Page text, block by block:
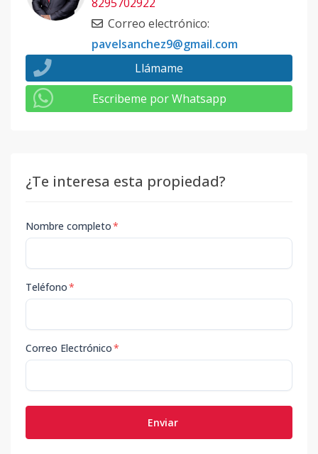
Correo electrónico:
pavelsanchez9@gmail.com
Llámame
Escribeme por Whatsapp
¿Te interesa esta propiedad?
Nombre completo*
Teléfono*
Correo Electrónico*
Enviar